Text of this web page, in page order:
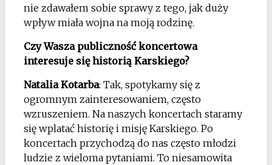
nie zdawałem sobie sprawy z tego, jak duży
wpływ miała wojna na moją rodzinę.
Czy Wasza publiczność koncertowa
interesuje się historią Karskiego?
Natalia Kotarba: Tak, spotykamy się z
ogromnym zainteresowaniem, często
wzruszeniem. Na naszych koncertach staramy
się wplatać historię i misję Karskiego. Po
koncertach przychodzą do nas często młodzi
ludzie z wieloma pytaniami. To niesamowita